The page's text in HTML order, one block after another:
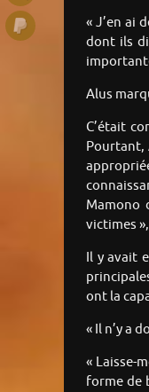
« J’en ai
dont ils
Alus
C’était
Pourtant,
Mamono
victimes
Il y avait
ont la
« Il n’y a
« Laisse-
forme de